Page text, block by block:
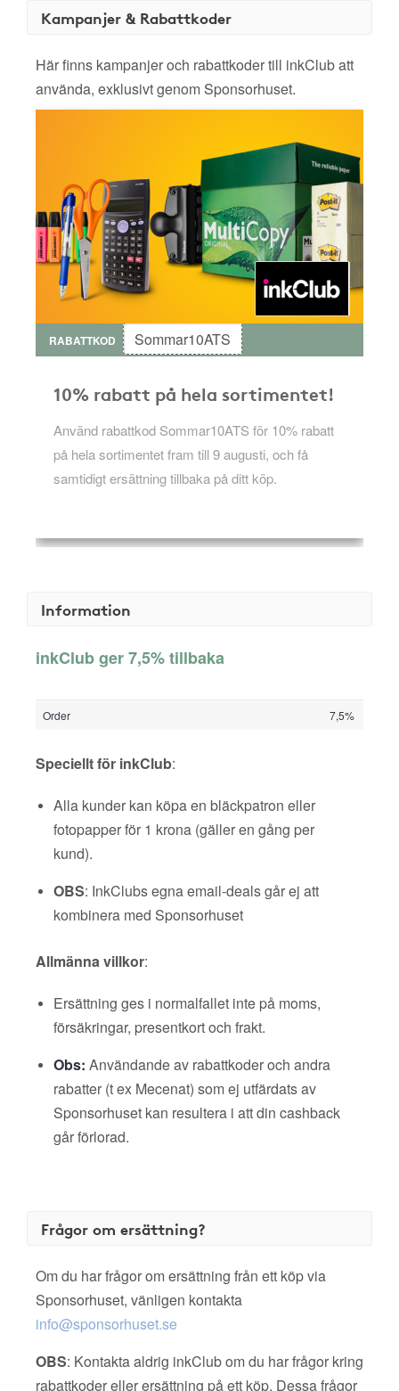
Kampanjer & Rabattkoder
Här finns kampanjer och rabattkoder till inkClub att
använda, exklusivt genom Sponsorhuset.
RABATTKOD Sommar10ATS
10% rabatt på hela sortimentet!
Använd rabattkod Sommar10ATS för 10% rabatt
på hela sortimentet fram till 9 augusti, och få
samtidigt ersättning tillbaka på ditt köp.
Information
inkClub ger 7,5% tillbaka
Order 7,5%
Speciellt för inkClub:
Alla kunder kan köpa en bläckpatron eller
fotopapper för 1 krona (gäller en gång per
kund).
OBS: InkClubs egna email-deals går ej att
kombinera med Sponsorhuset
Allmänna villkor:
Ersättning ges i normalfallet inte på moms,
försäkringar, presentkort och frakt.
Obs: Användande av rabattkoder och andra
rabatter (t ex Mecenat) som ej utfärdats av
Sponsorhuset kan resultera i att din cashback
går förlorad.
Frågor om ersättning?
Om du har frågor om ersättning från ett köp via
Sponsorhuset, vänligen kontakta
info@sponsorhuset.se
OBS: Kontakta aldrig inkClub om du har frågor kring
rabattkoder eller ersättning på ett köp. Dessa frågor